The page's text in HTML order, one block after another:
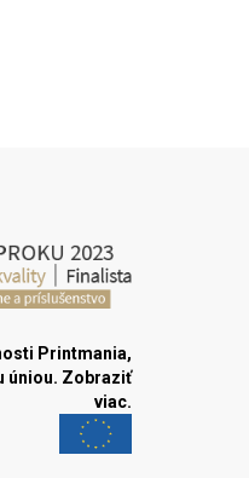
Printmania,
úniou. Zobraziť
viac.